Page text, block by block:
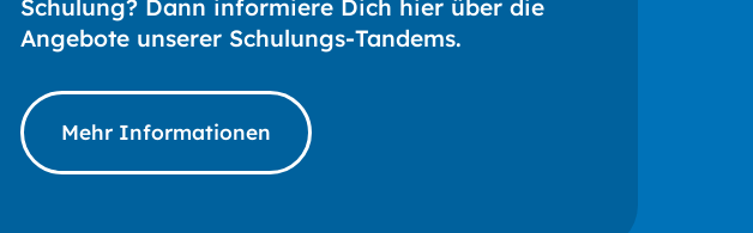
Schulung? Dann informiere Dich hier über die
Angebote unserer Schulungs-Tandems.
Mehr Informationen